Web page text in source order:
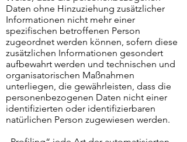
Daten ohne Hinzuziehung zusätzlicher
Informationen nicht mehr einer
spezifischen betroffenen Person
zugeordnet werden können, sofern diese
zusätzlichen Informationen gesondert
aufbewahrt werden und technischen und
organisatorischen Maßnahmen
unterliegen, die gewährleisten, dass die
personenbezogenen Daten nicht einer
identifizierten oder identifizierbaren
natürlichen Person zugewiesen werden.